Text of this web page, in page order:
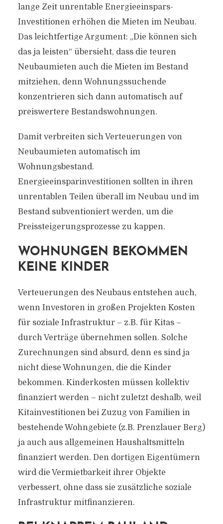
lange Zeit unrentable Energieeinspars-
Investitionen erhöhen die Mieten im Neubau.
Das leichtfertige Argument: „Die können sich
das ja leisten“ übersieht, dass die teuren
Neubaumieten auch die Mieten im Bestand
mitziehen, denn Wohnungssuchende
konzentrieren sich dann automatisch auf
preiswertere Bestandswohnungen.
Damit verbreiten sich Verteuerungen von
Neubaumieten automatisch im
Wohnungsbestand.
Energieeinsparinvestitionen sollten in ihren
unrentablen Teilen überall im Neubau und im
Bestand subventioniert werden, um die
Preissteigerungsprozesse zu kappen.
WOHNUNGEN BEKOMMEN
KEINE KINDER
Verteuerungen des Neubaus entstehen auch,
wenn Investoren in großen Projekten Kosten
für soziale Infrastruktur – z.B. für Kitas –
durch Verträge übernehmen sollen. Solche
Zurechnungen sind absurd, denn es sind ja
nicht diese Wohnungen, die die Kinder
bekommen. Kinderkosten müssen kollektiv
finanziert werden – nicht zuletzt deshalb, weil
Kitainvestitionen bei Zuzug von Familien in
bestehende Wohngebiete (z.B. Prenzlauer Berg)
ja auch aus allgemeinen Haushaltsmitteln
finanziert werden. Den dortigen Eigentümern
wird die Vermietbarkeit ihrer Objekte
verbessert, ohne dass sie zusätzliche soziale
Infrastruktur mitfinanzieren.